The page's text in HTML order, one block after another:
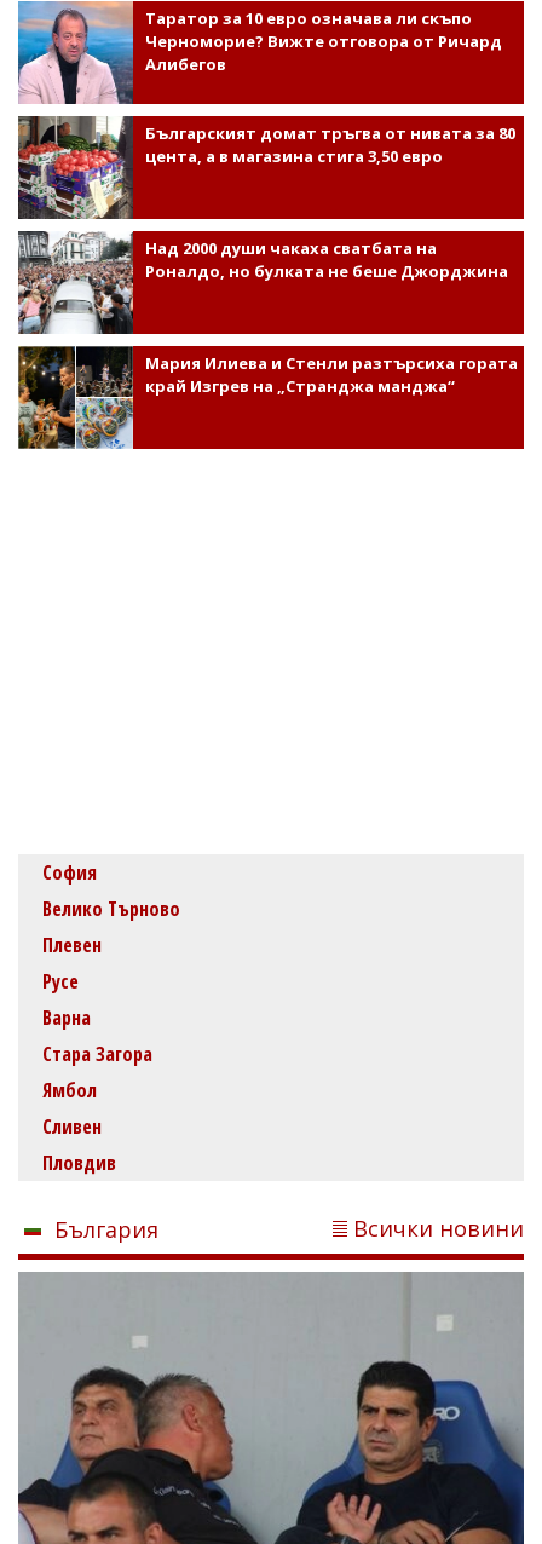
Таратор за 10 евро означава ли скъпо
Черноморие? Вижте отговора от Ричард
Алибегов
Българският домат тръгва от нивата за 80
цента, а в магазина стига 3,50 евро
Над 2000 души чакаха сватбата на
Роналдо, но булката не беше Джорджина
Мария Илиева и Стенли разтърсиха гората
край Изгрев на „Странджа манджа“
София
Велико Търново
Плевен
Русе
Варна
Стара Загора
Ямбол
Сливен
Пловдив
България Всички новини